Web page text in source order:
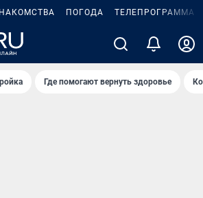
ПОГОДА ТЕЛЕПРОГРАММА
Где помогают вернуть здоровье